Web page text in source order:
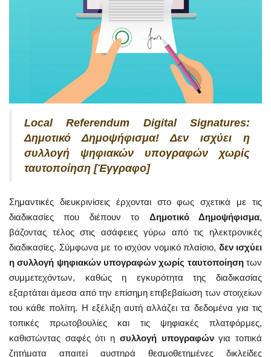
Local Referendum Digital Signatures:
Δημοτικό Δημοψήφισμα! Δεν ισχύει η
συλλογή ψηφιακών υπογραφών χωρίς
ταυτοποίηση [Έγγραφο]
Σημαντικές διευκρινίσεις έρχονται στο φως σχετικά με τις
διαδικασίες που διέπουν το Δημοτικό Δημοψήφισμα,
βάζοντας τέλος στις ασάφειες γύρω από τις ηλεκτρονικές
διαδικασίες. Σύμφωνα με το ισχύον νομικό πλαίσιο, δεν ισχύει
η συλλογή ψηφιακών υπογραφών χωρίς ταυτοποίησητων
συμμετεχόντων, καθώς η εγκυρότητα της διαδικασίας
εξαρτάται άμεσα από την επίσημη επιβεβαίωση των στοιχείων
του κάθε πολίτη. Η εξέλιξη αυτή αλλάζει τα δεδομένα για τις
τοπικές πρωτοβουλίες και τις ψηφιακές πλατφόρμες,
καθιστώντας σαφές ότι η συλλογή υπογραφώνγια τοπικά
ζητήματα απαιτεί αυστηρά θεσμοθετημένες δικλείδες